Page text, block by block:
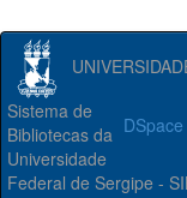
Sistema de
Bibliotecas da
Universidade
Federal de Sergipe -